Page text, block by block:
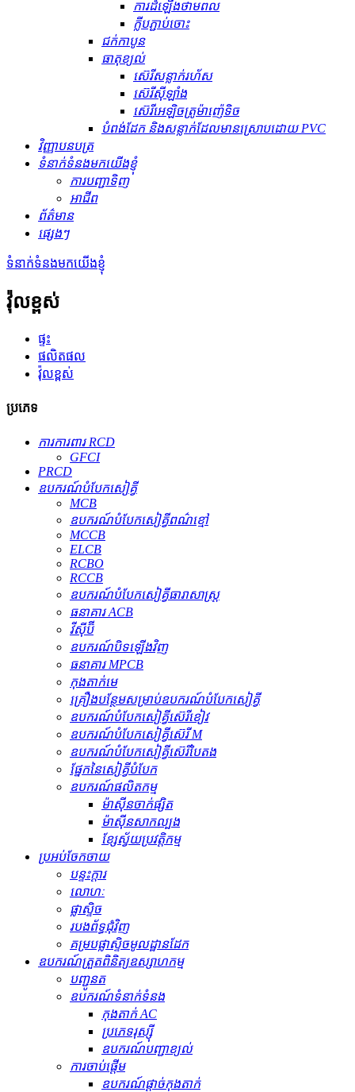
ការដំឡើងថាមពល
ក្លីបភ្ជាប់ចោះ
ជក់កាបូន
ធាតុ​ខ្យល់
ស៊េរីសន្លាក់រហ័ស
ស៊េរីស៊ីឡាំង
ស៊េរីអេឡិចត្រូម៉ាញ៉េទិច
បំពង់ដែក និងសន្លាក់ដែលមានស្រោបដោយ PVC
វិញ្ញាបនបត្រ
ទំនាក់ទំនងមកយើងខ្ញុំ
ការបញ្ជាទិញ
អាជីព
ព័ត៌មាន
ផ្សេងៗ
ទំនាក់ទំនងមកយើងខ្ញុំ
វ៉ុលខ្ពស់
ផ្ទះ
ផលិតផល
វ៉ុលខ្ពស់
ប្រភេទ
ការការពារ RCD
GFCI
PRCD
ឧបករណ៍​បំបែក​សៀគ្វី
MCB
ឧបករណ៍បំបែកសៀគ្វីពណ៌ខ្មៅ
MCCB
ELCB
RCBO
RCCB
ឧបករណ៍បំបែកសៀគ្វីធារាសាស្ត្រ
ធនាគារ ACB
វីស៊ីប៊ី
ឧបករណ៍បិទឡើងវិញ
ធនាគារ MPCB
កុងតាក់មេ
គ្រឿងបន្ថែមសម្រាប់ឧបករណ៍បំបែកសៀគ្វី
ឧបករណ៍បំបែកសៀគ្វីស៊េរីខៀវ
ឧបករណ៍បំបែកសៀគ្វីស៊េរី M
ឧបករណ៍បំបែកសៀគ្វីស៊េរីបៃតង
ផ្នែកនៃសៀគ្វីបំបែក
ឧបករណ៍ផលិតកម្ម
ម៉ាស៊ីនចាក់ផ្សិត
ម៉ាស៊ីនសាកល្បង
ខ្សែស្វ័យប្រវត្តិកម្ម
ប្រអប់ចែកចាយ
បន្ទះក្តារ
លោហៈ
ផ្លាស្ទិច
របងព័ទ្ធជុំវិញ
គម្របផ្លាស្ទិចមូលដ្ឋានដែក
ឧបករណ៍ត្រួតពិនិត្យឧស្សាហកម្ម
បញ្ជូនត
ឧបករណ៍​ទំនាក់ទំនង
កុងតាក់ AC
ប្រភេទរុស្ស៊ី
ឧបករណ៍បញ្ជាខ្យល់
ការចាប់ផ្តើម
ឧបករណ៍ផ្តាច់កុងតាក់